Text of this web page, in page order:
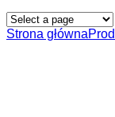
Strona główna